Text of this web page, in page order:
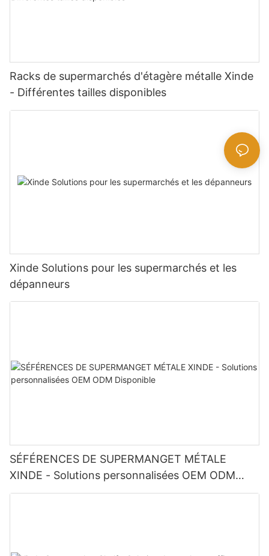
Racks de supermarchés d'étagère métalle Xinde
- Différentes tailles disponibles
Xinde Solutions pour les supermarchés et les
dépanneurs
SÉFÉRENCES DE SUPERMANGET MÉTALE
XINDE - Solutions personnalisées OEM ODM
Disponible